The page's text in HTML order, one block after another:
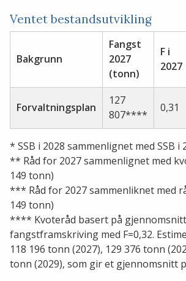
Ventet bestandsutvikling
Bakgrunn
Fangst
2027
(tonn)
F i
2027
Forvaltningsplan
127
807****
0,31
* SSB i 2028 sammenlignet med SSB i
** Råd for 2027 sammenlignet med
149 tonn)
*** Råd for 2027 sammenliknet med
149 tonn)
**** Kvoteråd basert på
fangstframskriving med F=0,32.
118 196 tonn (2027), 129 376 tonn
tonn (2029), som gir et gjennomsnitt